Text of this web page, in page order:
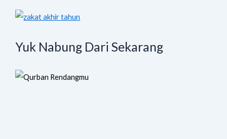
Yuk Nabung Dari Sekarang